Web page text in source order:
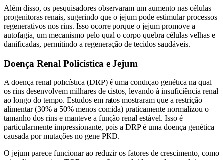
Além disso, os pesquisadores observaram um aumento nas células
progenitoras renais, sugerindo que o jejum pode estimular processos
regenerativos nos rins. Isso ocorre porque o jejum promove a
autofagia, um mecanismo pelo qual o corpo quebra células velhas e
danificadas, permitindo a regeneração de tecidos saudáveis.
Doença Renal Policística e Jejum
A doença renal policística (DRP) é uma condição genética na qual
os rins desenvolvem milhares de cistos, levando à insuficiência renal
ao longo do tempo. Estudos em ratos mostraram que a restrição
alimentar (30% a 50% menos comida) praticamente normalizou o
tamanho dos rins e manteve a função renal estável. Isso é
particularmente impressionante, pois a DRP é uma doença genética
causada por mutações no gene PKD.
O jejum parece funcionar ao reduzir os fatores de crescimento, como